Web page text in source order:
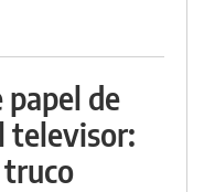
papel de
televisor:
truco